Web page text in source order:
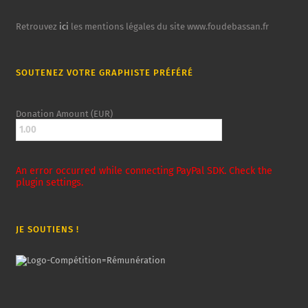
Retrouvez ici les mentions légales du site www.foudebassan.fr
SOUTENEZ VOTRE GRAPHISTE PRÉFÉRÉ
Donation Amount (EUR)
An error occurred while connecting PayPal SDK. Check the
plugin settings.
JE SOUTIENS !